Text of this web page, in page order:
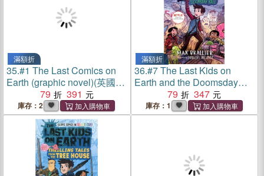
滿額折
35.#1 The Last Comics on
Earth (graphic novel)(英國
版)(平裝本)
79 391
庫存：2
滿額折
36.#7 The Last Kids on
Earth and the Doomsday
Race (英國版)(平裝本)
79 347
庫存：1